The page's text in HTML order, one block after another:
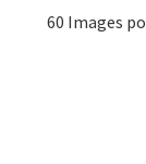
60 Images